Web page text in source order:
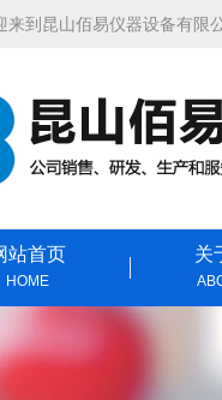
来到昆山佰易仪器设备有限
站首页
HOME
关